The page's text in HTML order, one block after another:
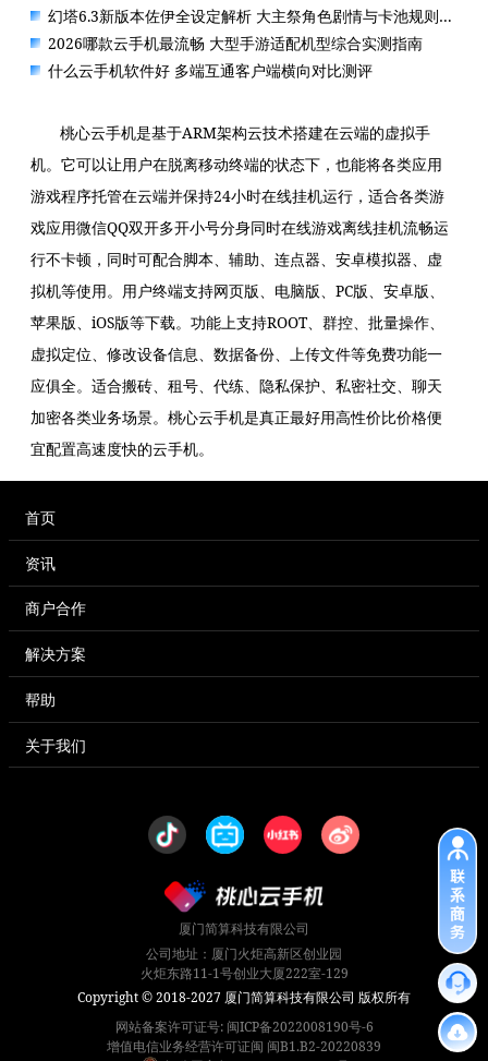
幻塔6.3新版本佐伊全设定解析 大主祭角色剧情与卡池规则一览
2026哪款云手机最流畅 大型手游适配机型综合实测指南
什么云手机软件好 多端互通客户端横向对比测评
桃心云手机是基于ARM架构云技术搭建在云端的虚拟手
机。它可以让用户在脱离移动终端的状态下，也能将各类应用
游戏程序托管在云端并保持24小时在线挂机运行，适合各类游
戏应用微信QQ双开多开小号分身同时在线游戏离线挂机流畅运
行不卡顿，同时可配合脚本、辅助、连点器、安卓模拟器、虚
拟机等使用。用户终端支持网页版、电脑版、PC版、安卓版、
苹果版、iOS版等下载。功能上支持ROOT、群控、批量操作、
虚拟定位、修改设备信息、数据备份、上传文件等免费功能一
应俱全。适合搬砖、租号、代练、隐私保护、私密社交、聊天
加密各类业务场景。桃心云手机是真正最好用高性价比价格便
宜配置高速度快的云手机。
厦门简算科技有限公司
公司地址：厦门火炬高新区创业园
火炬东路11-1号创业大厦222室-129
首页
资讯
商户合作
解决方案
帮助
关于我们
Copyright © 2018-2027 厦门简算科技有限公司 版权所有
网站备案许可证号: 闽ICP备2022008190号-6
增值电信业务经营许可证闽 闽B1.B2-20220839